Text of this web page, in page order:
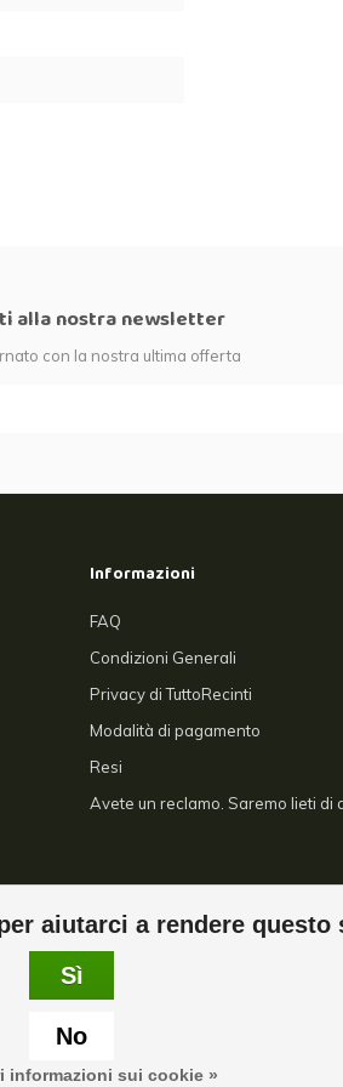
aiutarci a rendere
Sì
No
informazioni sui cookie »
alla nostra newsletter
con la nostra ultima offerta
Informazioni
FAQ
Condizioni Generali
Privacy di TuttoRecinti
Modalità di pagamento
Resi
Avete un reclamo. Saremo lieti di
Powered by